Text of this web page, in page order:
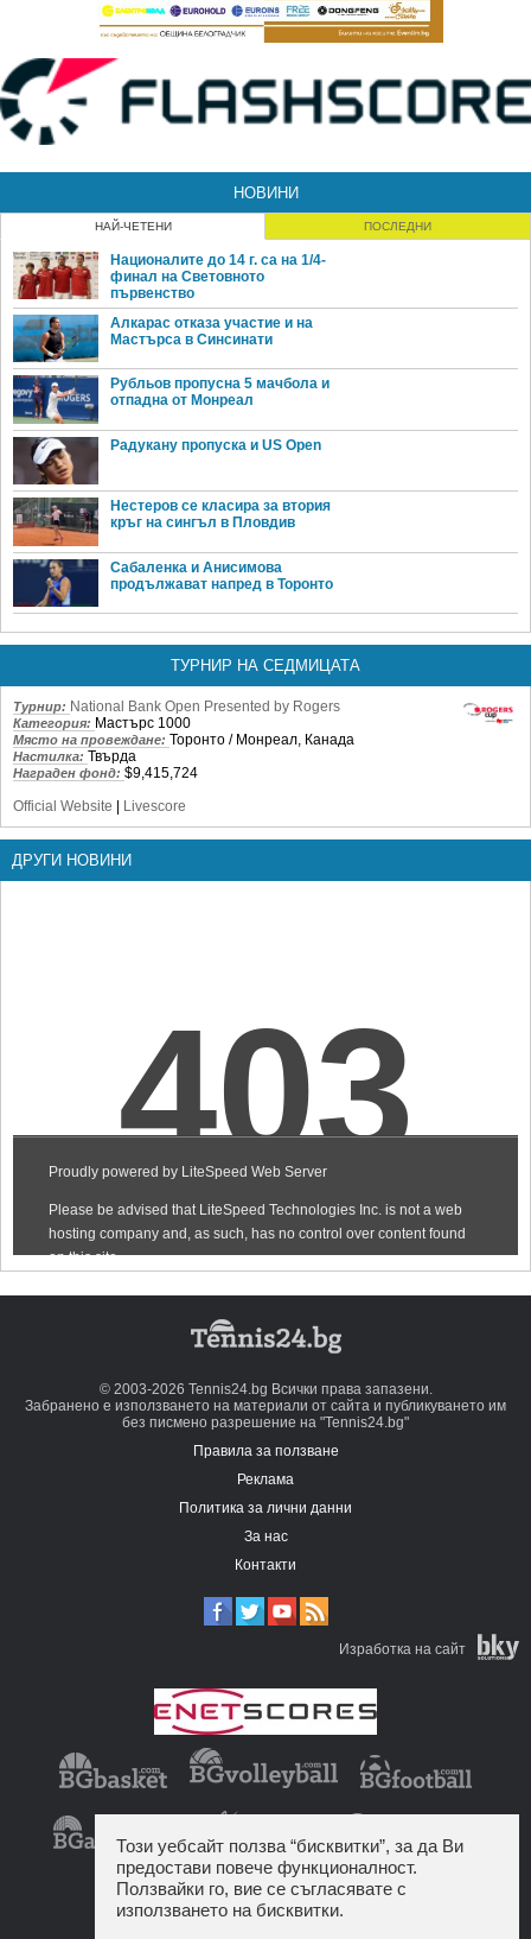
НОВИНИ
НАЙ-ЧЕТЕНИ ПОСЛЕДНИ
Националите до 14 г. са на 1/4-
финал на Световното
първенство
Алкарас отказа участие и на
Мастърса в Синсинати
Рубльов пропусна 5 мачбола и
отпадна от Монреал
Радукану пропуска и US Open
Нестеров се класира за втория
кръг на сингъл в Пловдив
Сабаленка и Анисимова
продължават напред в Торонто
ТУРНИР НА СЕДМИЦАТА
Турнир: National Bank Open Presented by Rogers
Категория: Мастърс 1000
Място на провеждане: Торонто / Монреал, Канада
Настилка: Твърда
Награден фонд: $9,415,724
Official Website
Livescore
ДРУГИ НОВИНИ
© 2003-2026 Tennis24.bg Всички права запазени.
Забранено е използването на материали от сайта и публикуването им
без писмено разрешение на "Tennis24.bg"
Правила за ползване
Реклама
Политика за лични данни
За нас
Контакти
Изработка на сайт
Този уебсайт ползва “бисквитки”, за да Ви
предостави повече функционалност.
Ползвайки го, вие се съгласявате с
използването на бисквитки.